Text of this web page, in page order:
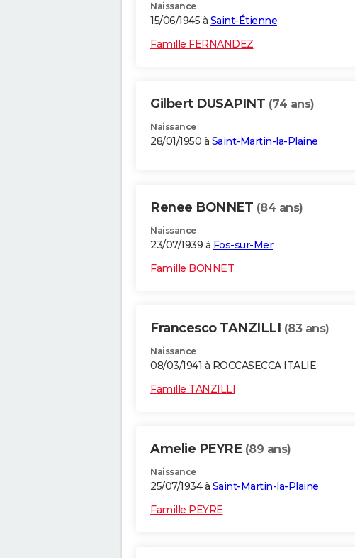
Naissance
15/06/1945 à Saint-Étienne
Famille FERNANDEZ
Gilbert DUSAPINT (74 ans)
Naissance
28/01/1950 à Saint-Martin-la-Plaine
Renee BONNET (84 ans)
Naissance
23/07/1939 à Fos-sur-Mer
Famille BONNET
Francesco TANZILLI (83 ans)
Naissance
08/03/1941 à ROCCASECCA ITALIE
Famille TANZILLI
Amelie PEYRE (89 ans)
Naissance
25/07/1934 à Saint-Martin-la-Plaine
Famille PEYRE